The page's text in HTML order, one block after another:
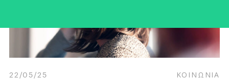
22/05/25 ΚΟΙΝΩΝΙΑ